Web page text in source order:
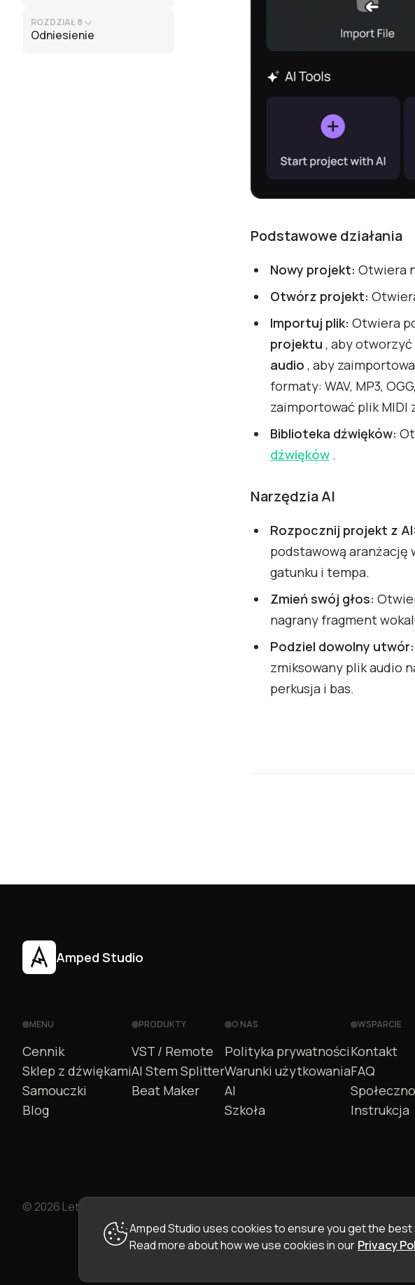
ROZDZIAŁ 8
Odniesienie
Podstawowe działania
Nowy projekt: Otwiera
Otwórz projekt:
Importuj plik: Otwiera
projektu , aby otworzyć
audio , aby
formaty: WAV, MP3,
zaimportować plik MIDI
Biblioteka dźwięków:
dźwięków .
Narzędzia AI
Rozpocznij projekt z AI:
podstawową aranżację
gatunku i tempa.
Zmień swój głos:
nagrany fragment
Podziel dowolny utwór:
zmiksowany plik audio
perkusja i bas.
Amped Studio
MENU
Cennik
Sklep z dźwiękami
Samouczki
Blog
PRODUKTY
VST / Remote
AI Stem Splitter
Beat Maker
O NAS
Polityka prywatności
Warunki użytkowania
AI
Szkoła
WSPARCIE
Kontakt
FAQ
Instrukcja
© 2026 LettoPro SA. All rights reserved.
Amped Studio uses cookies to ensure you get the
Read more about how we use cookies in our Privacy